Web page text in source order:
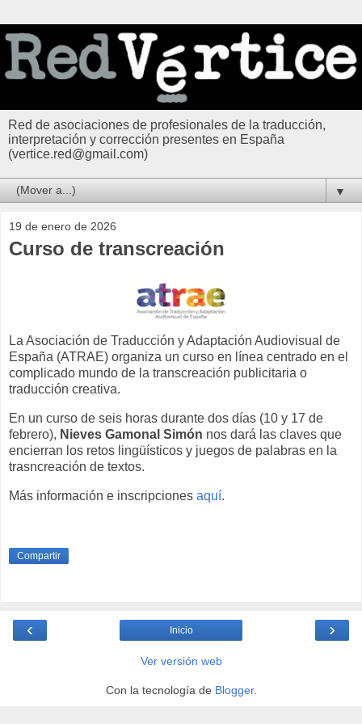
Red de asociaciones de profesionales de la traducción,
interpretación y corrección presentes en España
(vertice.red@gmail.com)
▼
19 de enero de 2026
Curso de transcreación
La Asociación de Traducción y Adaptación Audiovisual de
España (ATRAE) organiza un curso en línea centrado en el
complicado mundo de la transcreación publicitaria o
traducción creativa.
En un curso de seis horas durante dos días (10 y 17 de
febrero), Nieves Gamonal Simón nos dará las claves que
encierran los retos lingüísticos y juegos de palabras en la
trasncreación de textos.
Más información e inscripciones aquí.
Compartir
‹ ›
Inicio
Ver versión web
Con la tecnología de Blogger.